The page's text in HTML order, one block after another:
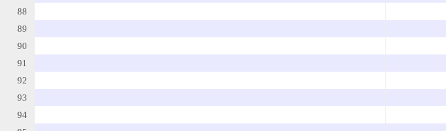
88
89
90
91
92
93
94